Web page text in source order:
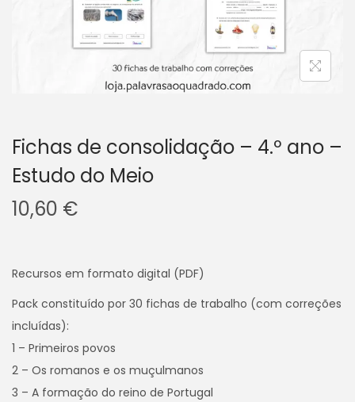
a
ç
o
ú
d
Fichas de consolidação – 4.º ano –
Estudo do Meio
10,60 €
Recursos em formato digital (PDF)
Pack constituído por 30 fichas de trabalho (com correções
incluídas):
1 – Primeiros povos
2 – Os romanos e os muçulmanos
3 – A formação do reino de Portugal